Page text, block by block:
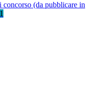
concorso (da pubblicare in
1